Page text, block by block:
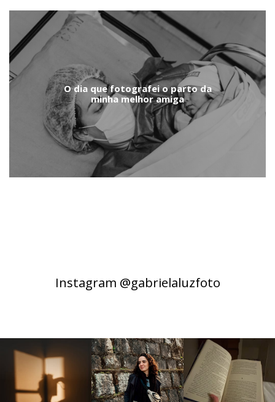
O dia que fotografei o parto da
minha melhor amiga
Instagram @gabrielaluzfoto